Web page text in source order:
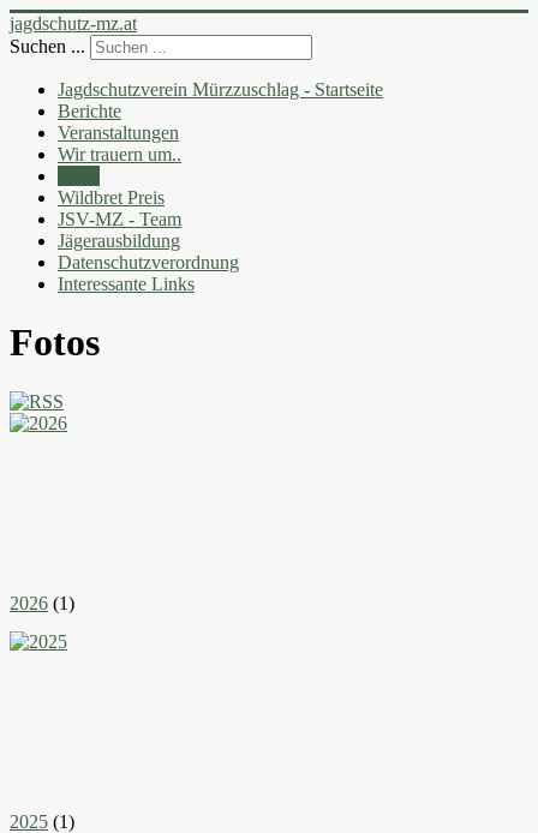
jagdschutz-mz.at
Suchen ...
Jagdschutzverein Mürzzuschlag - Startseite
Berichte
Veranstaltungen
Wir trauern um..
Wildbret Preis
JSV-MZ - Team
Jägerausbildung
Datenschutzverordnung
Interessante Links
Fotos
2026 (1)
2025 (1)